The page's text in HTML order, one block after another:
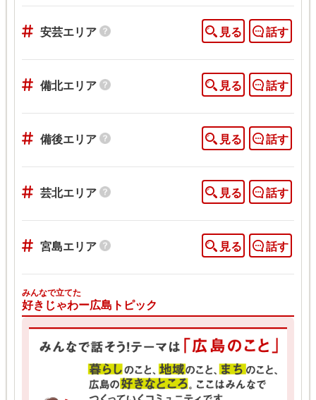
安芸エリア 見る 話す
備北エリア 見る 話す
備後エリア 見る 話す
芸北エリア 見る 話す
宮島エリア 見る 話す
みんなで立てた
好きじゃわー広島トピック